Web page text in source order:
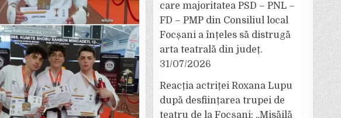
care majoritatea PSD – PNL –
FD – PMP din Consiliul local
Focșani a înțeles să distrugă
arta teatrală din județ.
31/07/2026
Reacția actriței Roxana Lupu
după desființarea trupei de
teatru de la Focșani: „Misăilă